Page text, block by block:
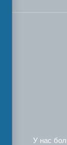
У нас